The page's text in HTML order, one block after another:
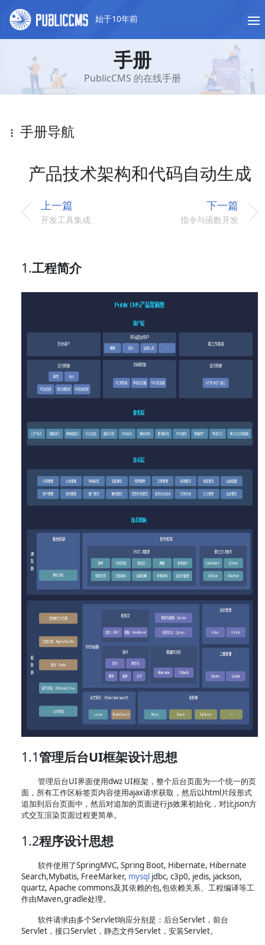
始于10年前
手册
PublicCMS 的在线手册
手册导航
产品技术架构和代码自动生成
上一篇
开发工具集成
下一篇
指令与函数开发
1.工程简介
1.1管理后台UI框架设计思想
管理后台UI界面使用dwz UI框架，整个后台页面为一个统一的页
面，所有工作区标签页内容使用ajax请求获取，然后以html片段形式
追加到后台页面中，然后对追加的页面进行js效果初始化，对比json方
式交互渲染页面过程更简单。
1.2程序设计思想
软件使用了SpringMVC, Spring Boot, Hibernate, Hibernate
Search,Mybatis, FreeMarker, mysql jdbc, c3p0, jedis, jackson,
quartz, Apache commons及其依赖的包,包依赖关系、工程编译等工
作由Maven,gradle处理。
软件请求由多个Servlet响应分别是：后台Servlet，前台
Servlet，接口Servlet，静态文件Servlet，安装Servlet。